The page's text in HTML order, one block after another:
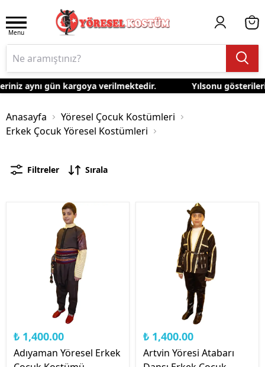
Menu
aynı gün kargoya verilmektedir. Yılsonu
Anasayfa
Yöresel Çocuk Kostümleri
Erkek Çocuk Yöresel Kostümleri
Filtreler Sırala
₺ 1,400.00
Adıyaman Yöresel Erkek
₺ 1,400.00
Artvin Yöresi Atabarı